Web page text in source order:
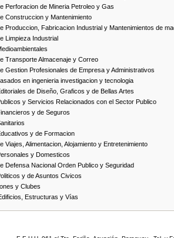
Perforacion de Mineria Petroleo y Gas
Construccion y Mantenimiento
Produccion, Fabricacion Industrial y Mantenimientos de
Limpieza Industrial
Transporte Almacenaje y Correo
Gestion Profesionales de Empresa y Administrativos
en ingenieria investigacion y tecnologia
de Diseño, Graficos y de Bellas Artes
y Servicios Relacionados con el Sector Publico
y de Seguros
y de Formacion
Viajes, Alimentacion, Alojamiento y Entretenimiento
y Domesticos
Defensa Nacional Orden Publico y Seguridad
y de Asuntos Civicos
y Clubes
Estructuras y Vías